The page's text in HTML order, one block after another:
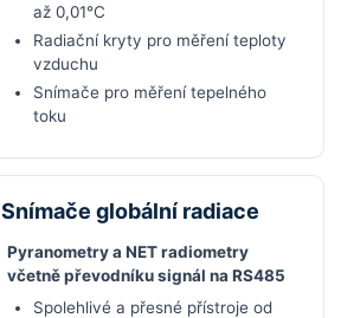
až 0,01°C
Radiační kryty pro měření teploty
vzduchu
Snímače pro měření tepelného
toku
Snímače globální radiace
Pyranometry a NET radiometry
včetně převodníku signál na RS485
Spolehlivé a přesné přístroje od